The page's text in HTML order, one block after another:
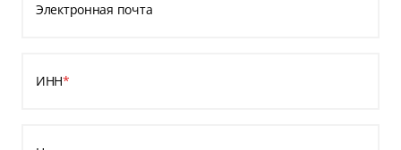
Электронная почта
ИНН*